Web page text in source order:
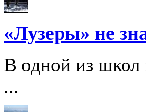
«Лузеры» не
В одной из школ
...